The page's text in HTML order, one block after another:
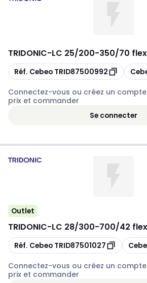
TRIDONIC-LC 25/200-350/70
Copier
Réf. Cebeo TRID87500992 Copier
Connectez-vous ou créez un
prix et commander
Se connecter
Outlet
TRIDONIC-LC 28/300-700/42
Copier
Réf. Cebeo TRID87501027 Copier
Connectez-vous ou créez un
prix et commander